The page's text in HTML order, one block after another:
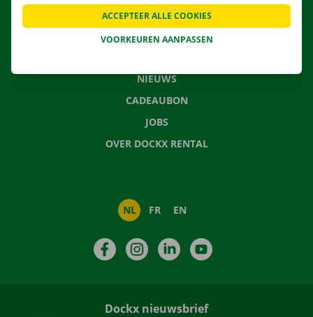
CONTACTEER ONS
NIEUWS
CADEAUBON
JOBS
OVER DOCKX RENTAL
NL FR EN
FacebookInstagramLinkedIn
Dockx nieuwsbrief
VOORKEUREN AANPASSEN
ACCEPTEER ALLE COOKIES